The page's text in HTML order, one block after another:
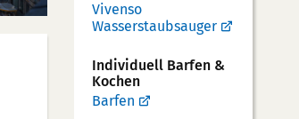
Vivenso
Wasserstaubsauger
Individuell Barfen &
Kochen
Barfen